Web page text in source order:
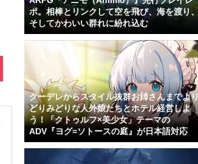
ポ。相棒とリンクして空を飛び、海を渡り、
そしてかわいい群れに紛れ込む
クーデレからスタイル抜群お姉さんまでより
どりみどりな人外娘たちとホテル経営しよ
う！「クトゥルフ×美少女」テーマの
ADV『ヨグ=ソトースの庭』が日本語対応